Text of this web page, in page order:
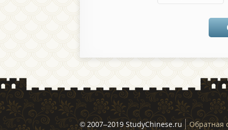
© 2007–2019 StudyChinese.ru Обратная